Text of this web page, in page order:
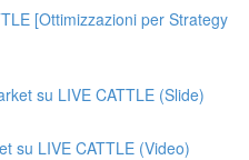
[Ottimizzazioni per Strategy
su LIVE CATTLE (Slide)
su LIVE CATTLE (Video)